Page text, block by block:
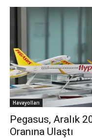
Havayolları
Pegasus, Aralık
Oranına Ulaştı